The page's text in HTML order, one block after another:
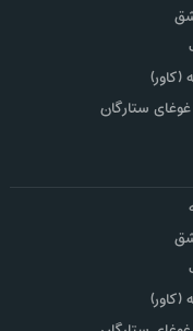
(کاور)
ستارگان
(کاور)